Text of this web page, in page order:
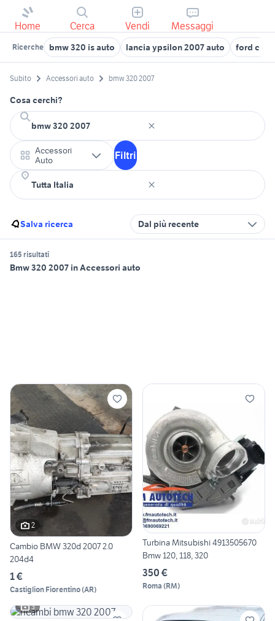
Home Cerca Vendi Messaggi
Ricerche bmw 320 is auto lancia ypsilon 2007 auto ford c
Subito Accessori auto bmw 320 2007
Cosa cerchi?
Accessori
Auto
Filtri
Salva ricerca Dal più recente
165 risultati
Bmw 320 2007 in Accessori auto
2
Cambio BMW 320d 2007 2.0
204d4
1 €
Castiglion Fiorentino(AR)
Turbina Mitsubishi 4913505670
Bmw 120, 118, 320
350 €
Roma (RM)
3